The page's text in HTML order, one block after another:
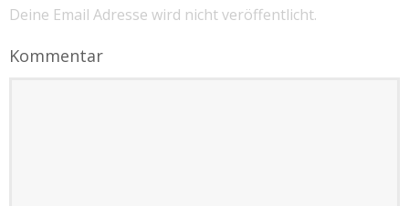
Deine Email Adresse wird nicht veröffentlicht.
Kommentar